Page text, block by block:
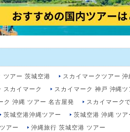
ツアー 茨城空港 スカイマークツアー 沖
スカイマーク スカイマーク 神戸 沖縄ツ
ク 沖縄 ツアー 名古屋発
スカイマーク
茨城空港沖縄ツアー 茨城空港 沖縄 ツア
アー 沖縄旅行 茨城空港 ツアー